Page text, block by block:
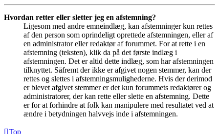
Hvordan retter eller sletter jeg en afstemning?
Ligesom med andre emneindlæg, kan afstemninger kun rettes
af den person som oprindeligt oprettede afstemningen, eller af
en administrator eller redaktør af forummet. For at rette i en
afstemning (teksten), klik da på det første indlæg i
afstemningen. Det er altid dette indlæg, som har afstemningen
tilknyttet. Såfremt der ikke er afgivet nogen stemmer, kan der
rettes og slettes i afstemningsmulighederne. Hvis der derimod
er blevet afgivet stemmer er det kun forummets redaktører og
administratorer, der kan rette eller slette en afstemning. Dette
er for at forhindre at folk kan manipulere med resultatet ved at
ændre i betydningen halvvejs inde i afstemningen.
Top